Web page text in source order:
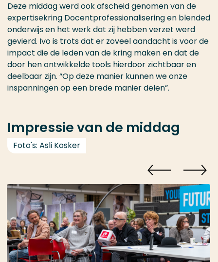
Deze middag werd ook afscheid genomen van de
expertisekring Docentprofessionalisering en blended
onderwijs en het werk dat zij hebben verzet werd
gevierd. Ivo is trots dat er zoveel aandacht is voor de
impact die de leden van de kring maken en dat de
door hen ontwikkelde tools hierdoor zichtbaar en
deelbaar zijn. “Op deze manier kunnen we onze
inspanningen op een brede manier delen”.
Impressie van de middag
Foto's: Asli Kosker